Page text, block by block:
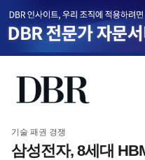
기술 패권 경쟁
삼성전자, 8세대